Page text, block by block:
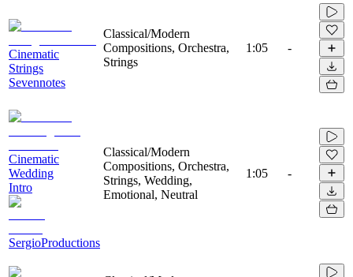
Cinematic
Strings
Sevennotes
Classical/Modern
Compositions, Orchestra,
Strings
1:05 -
Cinematic
Wedding
Intro
SergioProductions
Classical/Modern
Compositions, Orchestra,
Strings, Wedding,
Emotional, Neutral
1:05 -